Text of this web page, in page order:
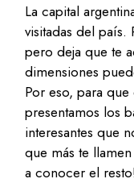
La capital
visitadas del país.
pero deja que te
dimensiones
Por eso, para
presentamos los
interesantes que
que más te
a conocer el resto!